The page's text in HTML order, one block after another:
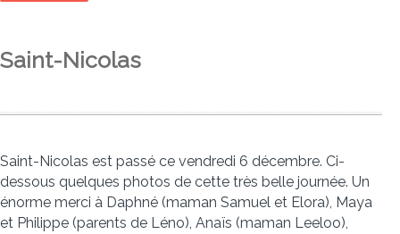
Saint-Nicolas
Saint-Nicolas est passé ce vendredi 6 décembre. Ci-
dessous quelques photos de cette très belle journée. Un
énorme merci à Daphné (maman Samuel et Elora), Maya
et Philippe (parents de Léno), Anaïs (maman Leeloo),